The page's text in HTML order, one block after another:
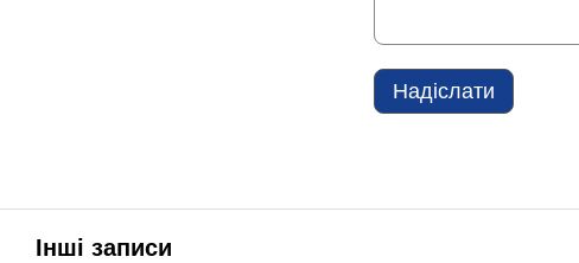
Надіслати
Інші записи